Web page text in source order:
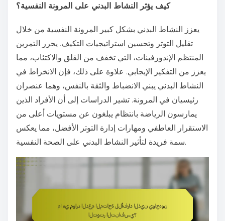
كيف يؤثر النشاط البدني على المرونة النفسية؟
يعزز النشاط البدني بشكل كبير المرونة النفسية من خلال
تقليل التوتر وتحسين استراتيجيات التكيف. يحرر التمرين
المنتظم الإندورفينات، التي تخفف من القلق والاكتئاب، مما
يعزز من التفكير الإيجابي. علاوة على ذلك، فإن الانخراط في
النشاط البدني يبني الانضباط والثقة بالنفس، وهما عنصران
رئيسيان في المرونة. تشير الدراسات إلى أن الأفراد الذين
يمارسون الرياضة بانتظام يبلغون عن مستويات أعلى من
الاستقرار العاطفي ومهارات إدارة التوتر الأفضل، مما يعكس
سمة فريدة لتأثير النشاط البدني على الصحة النفسية.